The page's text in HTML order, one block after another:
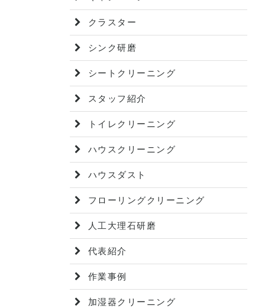
クラスター
シンク研磨
シートクリーニング
スタッフ紹介
トイレクリーニング
ハウスクリーニング
ハウスダスト
フローリングクリーニング
人工大理石研磨
代表紹介
作業事例
加湿器クリーニング